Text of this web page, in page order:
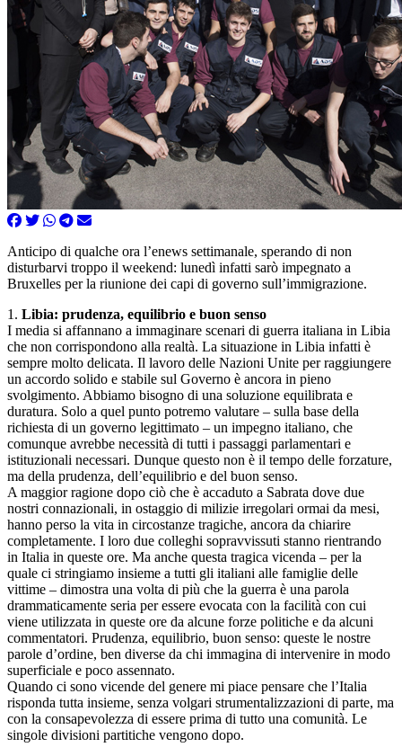
Anticipo di qualche ora l’enews settimanale, sperando di non
disturbarvi troppo il weekend: lunedì infatti sarò impegnato a
Bruxelles per la riunione dei capi di governo sull’immigrazione.
1. Libia: prudenza, equilibrio e buon senso
I media si affannano a immaginare scenari di guerra italiana in Libia
che non corrispondono alla realtà. La situazione in Libia infatti è
sempre molto delicata. Il lavoro delle Nazioni Unite per raggiungere
un accordo solido e stabile sul Governo è ancora in pieno
svolgimento. Abbiamo bisogno di una soluzione equilibrata e
duratura. Solo a quel punto potremo valutare – sulla base della
richiesta di un governo legittimato – un impegno italiano, che
comunque avrebbe necessità di tutti i passaggi parlamentari e
istituzionali necessari. Dunque questo non è il tempo delle forzature,
ma della prudenza, dell’equilibrio e del buon senso.
A maggior ragione dopo ciò che è accaduto a Sabrata dove due
nostri connazionali, in ostaggio di milizie irregolari ormai da mesi,
hanno perso la vita in circostanze tragiche, ancora da chiarire
completamente. I loro due colleghi sopravvissuti stanno rientrando
in Italia in queste ore. Ma anche questa tragica vicenda – per la
quale ci stringiamo insieme a tutti gli italiani alle famiglie delle
vittime – dimostra una volta di più che la guerra è una parola
drammaticamente seria per essere evocata con la facilità con cui
viene utilizzata in queste ore da alcune forze politiche e da alcuni
commentatori. Prudenza, equilibrio, buon senso: queste le nostre
parole d’ordine, ben diverse da chi immagina di intervenire in modo
superficiale e poco assennato.
Quando ci sono vicende del genere mi piace pensare che l’Italia
risponda tutta insieme, senza volgari strumentalizzazioni di parte, ma
con la consapevolezza di essere prima di tutto una comunità. Le
singole divisioni partitiche vengono dopo.